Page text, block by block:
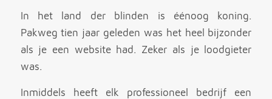
In het land der blinden is éénoog koning.
Pakweg tien jaar geleden was het heel bijzonder
als je een website had. Zeker als je loodgieter
was.
Inmiddels heeft elk professioneel bedrijf een